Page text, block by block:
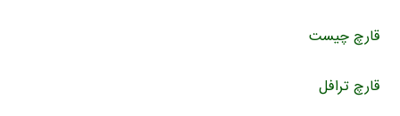
قارچ چیست
قارچ ترافل